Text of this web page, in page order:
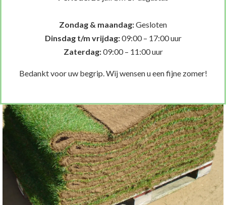
Verkoop Big-slabs
Zondag & maandag:Gesloten
Dinsdag t/m vrijdag:09:00 – 17:00 uur
Zaterdag:09:00 – 11:00 uur
Bedankt voor uw begrip. Wij wensen u een fijne zomer!